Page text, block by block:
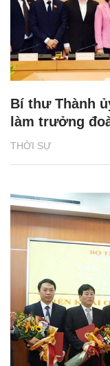
THỜI SỰ
Bí thư Thành
làm trưởng